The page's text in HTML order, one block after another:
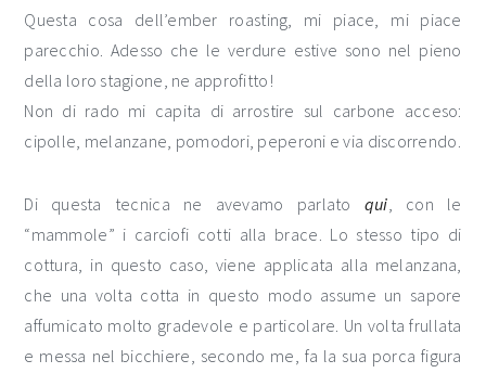
Questa cosa dell’ember roasting, mi piace, mi piace
parecchio. Adesso che le verdure estive sono nel pieno
della loro stagione, ne approfitto!
Non di rado mi capita di arrostire sul carbone acceso:
cipolle, melanzane, pomodori, peperoni e via discorrendo.
Di questa tecnica ne avevamo parlato qui, con le
“mammole” i carciofi cotti alla brace. Lo stesso tipo di
cottura, in questo caso, viene applicata alla melanzana,
che una volta cotta in questo modo assume un sapore
affumicato molto gradevole e particolare. Un volta frullata
e messa nel bicchiere, secondo me, fa la sua porca figura